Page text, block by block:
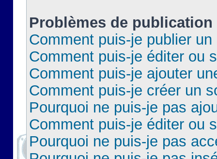
Problèmes de publication
Comment puis-je publier
Comment puis-je éditer ou
Comment puis-je ajouter
Comment puis-je créer un
Pourquoi ne puis-je pas
Comment puis-je éditer ou
Pourquoi ne puis-je pas